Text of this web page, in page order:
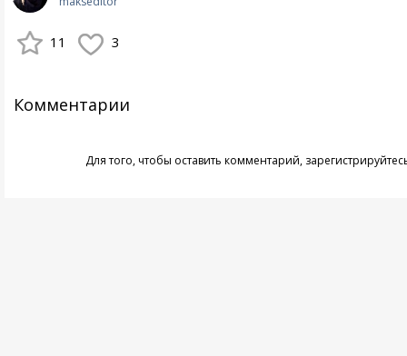
11 3
Комментарии
Для того, чтобы оставить комментарий,